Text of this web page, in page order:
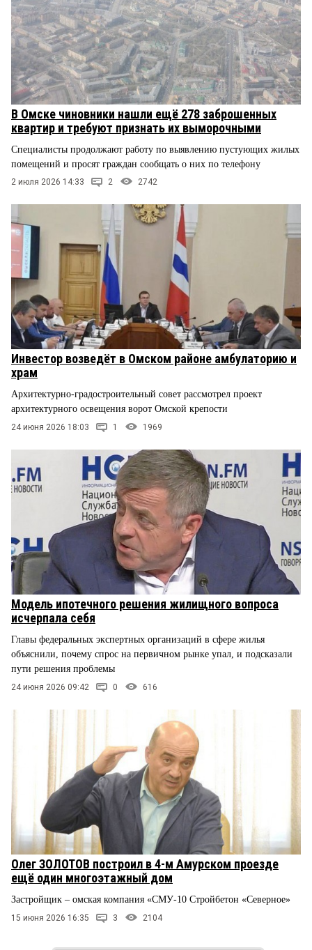
В Омске чиновники нашли ещё 278 заброшенных
квартир и требуют признать их выморочными
Специалисты продолжают работу по выявлению пустующих жилых
помещений и просят граждан сообщать о них по телефону
2 июля 2026 14:33 2 2742
Инвестор возведёт в Омском районе амбулаторию и
храм
Архитектурно-градостроительный совет рассмотрел проект
архитектурного освещения ворот Омской крепости
24 июня 2026 18:03 1 1969
Модель ипотечного решения жилищного вопроса
исчерпала себя
Главы федеральных экспертных организаций в сфере жилья
объяснили, почему спрос на первичном рынке упал, и подсказали
пути решения проблемы
24 июня 2026 09:42 0 616
Олег ЗОЛОТОВ построил в 4-м Амурском проезде
ещё один многоэтажный дом
Застройщик – омская компания «СМУ-10 Стройбетон «Северное»
15 июня 2026 16:35 3 2104